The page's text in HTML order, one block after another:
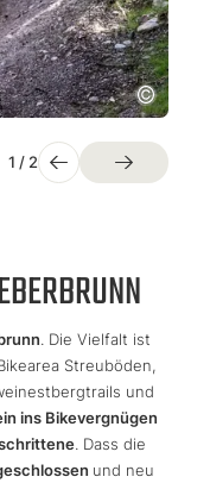
1 / 2
. Die Vielfalt ist
Streuböden,
und
ins Bikevergnügen
. Dass die
und neu